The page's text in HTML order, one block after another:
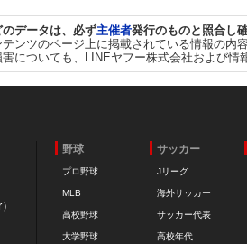
データは、必ず主催者発行のものと照合し
ンツのページ上に掲載されている情報の
についても、LINEヤフー株式会社および情
野球
プロ野球
MLB
高校野球
大学野球
サッカー
Jリーグ
海外サッカー
サッカー代表
高校年代